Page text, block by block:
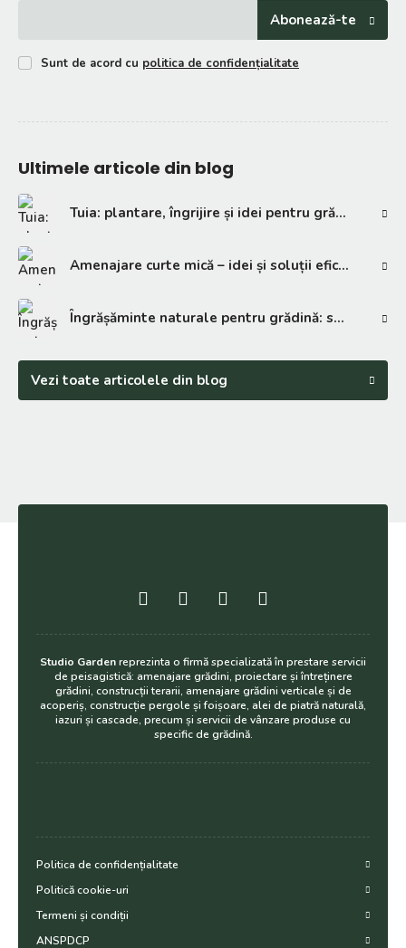
Abonează-te
Sunt de acord cu politica de confidențialitate
Ultimele articole din blog
Tuia: plantare, îngrijire și idei pentru grădină
Amenajare curte mică – idei și soluții eficiente
Îngrășăminte naturale pentru grădină: soluții eficiente
Vezi toate articolele din blog
Studio Gardenreprezinta o firmă specializată în prestare servicii
de peisagistică: amenajare grădini, proiectare și întreținere
grădini, construcții terarii, amenajare grădini verticale și de
acoperiș, construcție pergole și foișoare, alei de piatră naturală,
iazuri și cascade, precum și servicii de vânzare produse cu
specific de grădină.
Politica de confidențialitate
Politică cookie-uri
Termeni și condiții
ANSPDCP